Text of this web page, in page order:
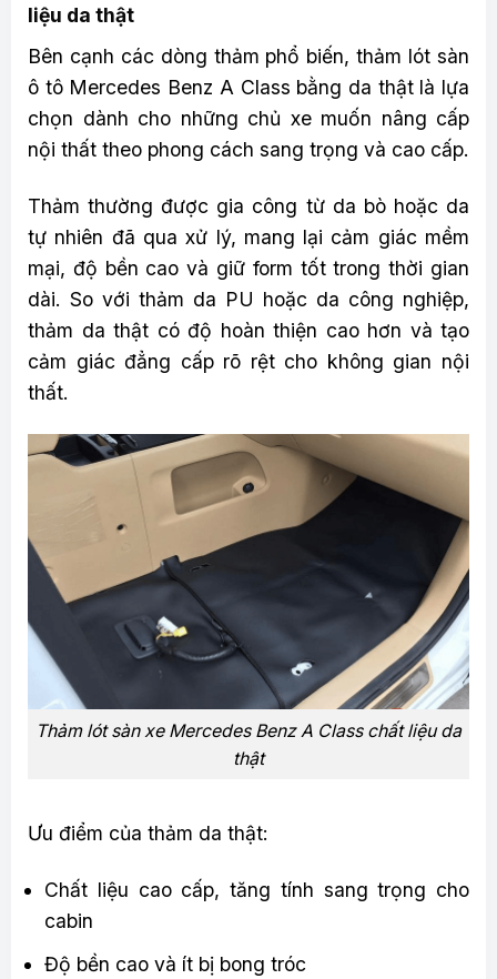
liệu da thật
Bên cạnh các dòng thảm phổ biến, thảm lót sàn
ô tô Mercedes Benz A Class bằng da thật là lựa
chọn dành cho những chủ xe muốn nâng cấp
nội thất theo phong cách sang trọng và cao cấp.
Thảm thường được gia công từ da bò hoặc da
tự nhiên đã qua xử lý, mang lại cảm giác mềm
mại, độ bền cao và giữ form tốt trong thời gian
dài. So với thảm da PU hoặc da công nghiệp,
thảm da thật có độ hoàn thiện cao hơn và tạo
cảm giác đẳng cấp rõ rệt cho không gian nội
thất.
Thảm lót sàn xe Mercedes Benz A Class chất liệu da
thật
Ưu điểm của thảm da thật:
Chất liệu cao cấp, tăng tính sang trọng cho
cabin
Độ bền cao và ít bị bong tróc